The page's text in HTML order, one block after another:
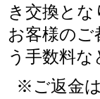
き交換と
お客様のご
う手数料
※ご返金